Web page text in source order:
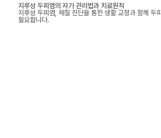
지루성 두피염의 자가 관리법과 치료원칙
지루성 두피염, 체질 진단을 통한 생활 교정과 함께 두
필요합니다.